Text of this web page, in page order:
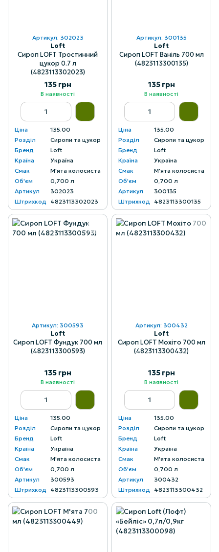
Артикул: 302023
Loft
Сироп LOFT Тростинний
цукор 0.7 л
(4823113302023)
135 грн
В наявності
Ціна
135.00
Розділ
Сиропи та цукор
Бренд
Loft
Країна
Україна
Смак
М'ята колосиста
Об'єм
0,700 л
Артикул
302023
Штрихкод
4823113302023
Артикул: 300135
Loft
Сироп LOFT Ваніль 700 мл
(4823113300135)
135 грн
В наявності
Ціна
135.00
Розділ
Сиропи та цукор
Бренд
Loft
Країна
Україна
Смак
М'ята колосиста
Об'єм
0,700 л
Артикул
300135
Штрихкод
4823113300135
Артикул: 300593
Loft
Сироп LOFT Фундук 700 мл
(4823113300593)
135 грн
В наявності
Ціна
135.00
Розділ
Сиропи та цукор
Бренд
Loft
Країна
Україна
Смак
М'ята колосиста
Об'єм
0,700 л
Артикул
300593
Штрихкод
4823113300593
Артикул: 300432
Loft
Сироп LOFT Мохіто 700 мл
(4823113300432)
135 грн
В наявності
Ціна
135.00
Розділ
Сиропи та цукор
Бренд
Loft
Країна
Україна
Смак
М'ята колосиста
Об'єм
0,700 л
Артикул
300432
Штрихкод
4823113300432